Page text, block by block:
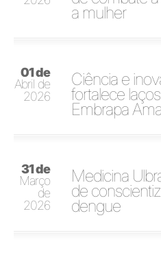
a mulher
01 de
Abril de
2026
Ciência e
fortalece
Embrapa
31 de
Março
de
2026
Medicina
de
dengue